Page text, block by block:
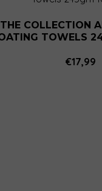
THE COLLECTION
TOWELS
€17,99
Deze